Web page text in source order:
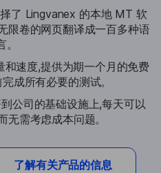
了 Lingvanex 的本地 MT 软
限卷的网页翻译成一百多种语
。
速度,提供为期一个月的免费
成所有必要的测试。
公司的基础设施上,每天可以
无需考虑成本问题。
了解有关产品的信息